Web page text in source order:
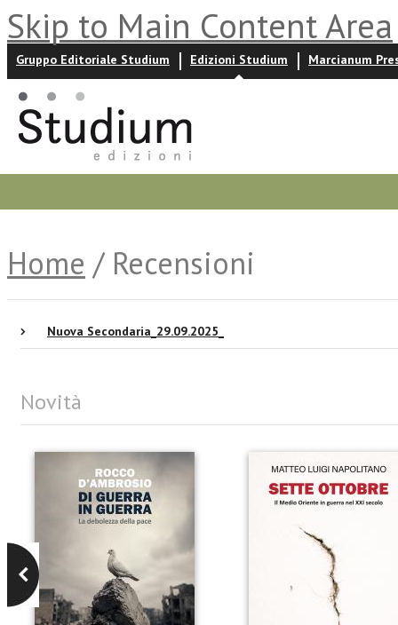
Skip to Main Content Area
Gruppo Editoriale Studium Edizioni Studium Marcianum
Home / Recensioni
Nuova Secondaria_29.09.2025_
Novità